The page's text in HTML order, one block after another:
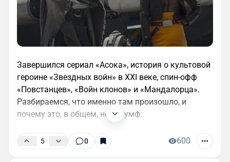
Завершился сериал «Асока», история о культовой
героине «Звездных войн» в XXI веке, спин-офф
«Повстанцев», «Войн клонов» и «Мандалорца».
Разбираемся, что именно там произошло, и
почему это, в общем, не триумф.
5 0 600